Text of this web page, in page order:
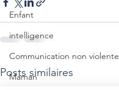
Enfant
intelligence
Communication non violente
Maman
Posts similaires